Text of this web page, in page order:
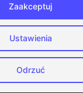
Ustawienia
Odrzuć
Zaakceptuj